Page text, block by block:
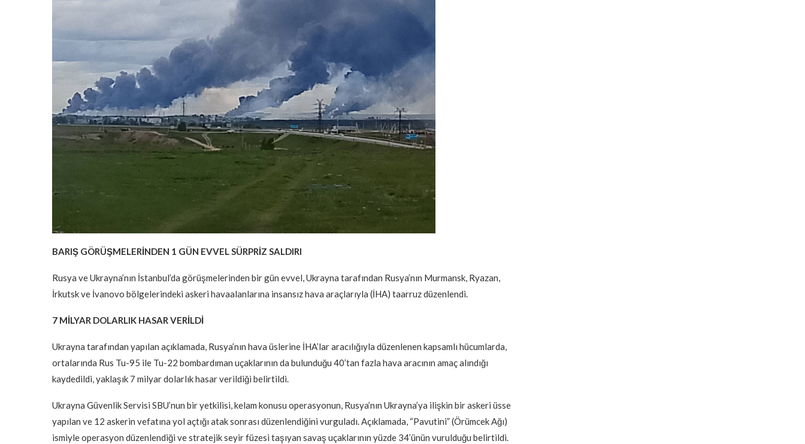
BARIŞ GÖRÜŞMELERİNDEN 1 GÜN EVVEL SÜRPRİZ SALDIRI
Rusya ve Ukrayna’nın İstanbul’da görüşmelerinden bir gün evvel, Ukrayna tarafından Rusya’nın Murmansk, Ryazan,
İrkutsk ve İvanovo bölgelerindeki askeri havaalanlarına insansız hava araçlarıyla (İHA) taarruz düzenlendi.
7 MİLYAR DOLARLIK HASAR VERİLDİ
Ukrayna tarafından yapılan açıklamada, Rusya’nın hava üslerine İHA’lar aracılığıyla düzenlenen kapsamlı hücumlarda,
ortalarında Rus Tu-95 ile Tu-22 bombardıman uçaklarının da bulunduğu 40’tan fazla hava aracının amaç alındığı
kaydedildi, yaklaşık 7 milyar dolarlık hasar verildiği belirtildi.
Ukrayna Güvenlik Servisi SBU’nun bir yetkilisi, kelam konusu operasyonun, Rusya’nın Ukrayna’ya ilişkin bir askeri üsse
yapılan ve 12 askerin vefatına yol açtığı atak sonrası düzenlendiğini vurguladı. Açıklamada, “Pavutini” (Örümcek Ağı)
ismiyle operasyon düzenlendiği ve stratejik seyir füzesi taşıyan savaş uçaklarının yüzde 34’ünün vurulduğu belirtildi.